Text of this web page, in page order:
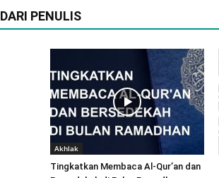
DARI PENULIS
Akhlak
Tingkatkan Membaca Al-Qur’an dan